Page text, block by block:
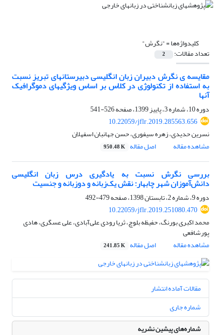
کلیدواژه‌ها ="نگرش"
تعداد مقالات: 2
مقایسه ی نگرش دبیران زبان انگلیسی دبیرستانهای تبریز نسبت
به استفاده از تکنولوژی در کلاس بر اساس ویژگیهای دموگرافیک
آنها
دوره 10، شماره 3، پاییز 1399، صفحه
526-541
10.22059/jflr.2019.285563.656
نسرین حدیدی، زهره سیفوری، حسن جهانبان اسفهلان
مشاهده مقاله
اصل مقاله 950.48 K
بررسی نگرش نسبت به یادگیری درس زبان انگلیسی
دانش‌آموزان شهر چابهار: نقش یک‌زبانه و دوزبانه و جنسیت
دوره 9، شماره 2، تابستان 1398، صفحه
479-492
10.22059/jflr.2019.251080.470
محمد اکبری بورنگ، حفیظه بلوچ، ثریا رودی علی‌آبادی، علی عسگری، هادی
پورشافعی
مشاهده مقاله
اصل مقاله 241.85 K
مقالات آماده انتشار
شماره جاری
شماره‌های پیشین نشریه